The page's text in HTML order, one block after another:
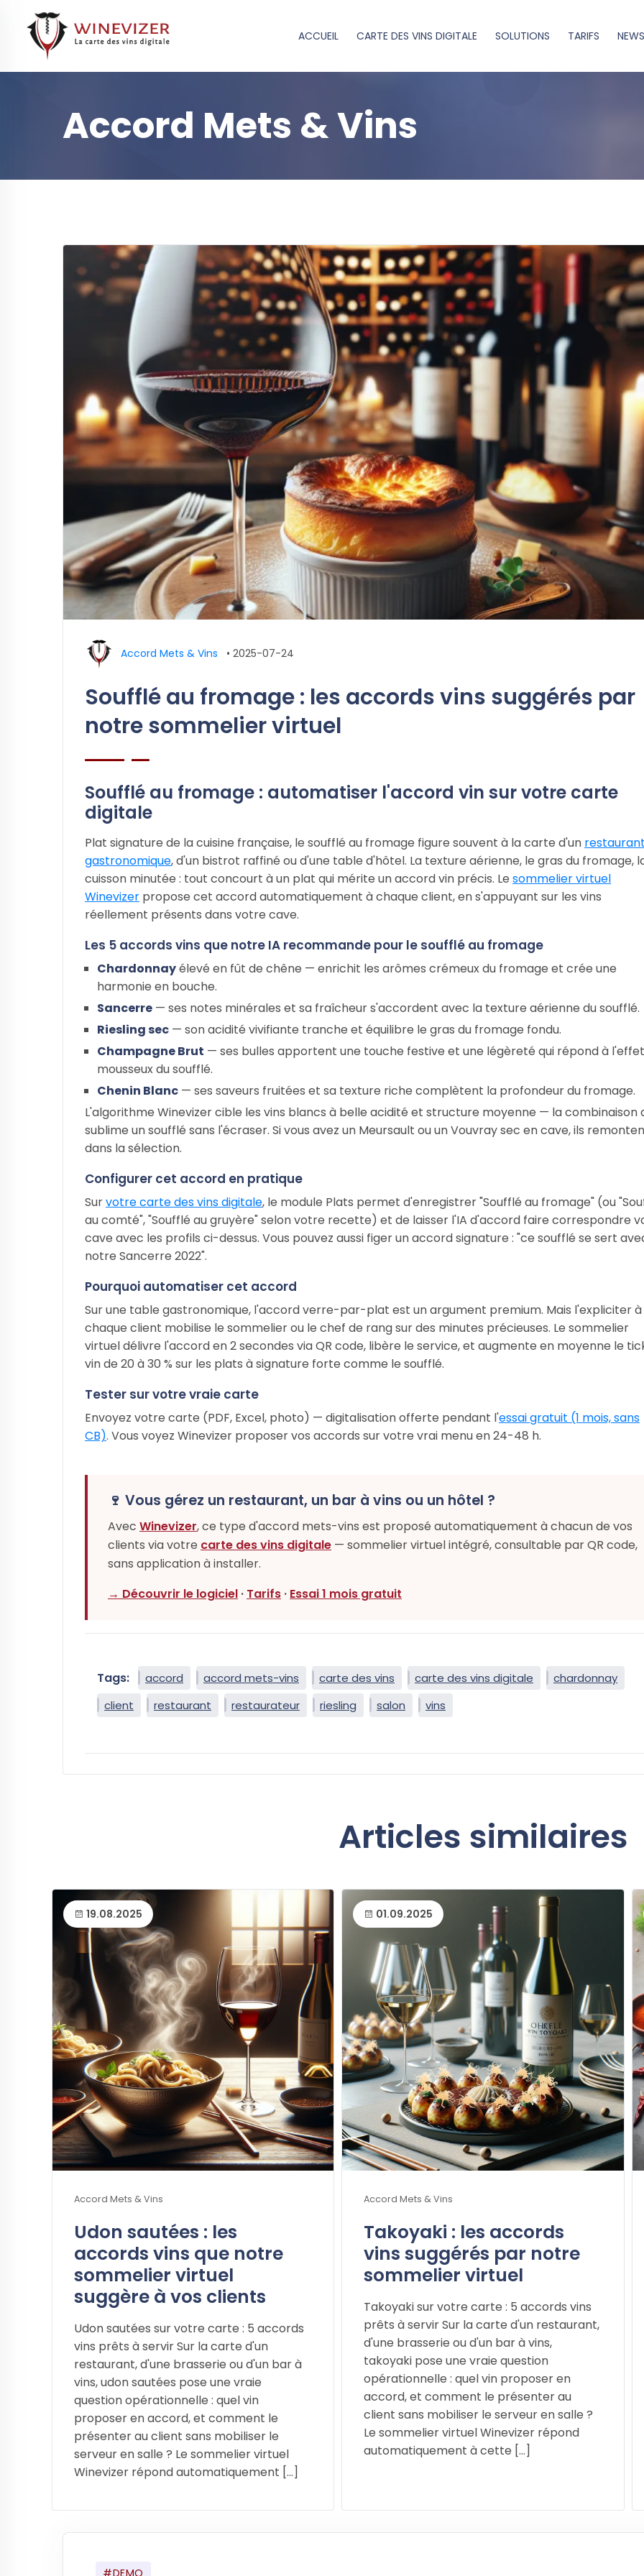
ACCUEIL CARTE DES VINS DIGITALE SOLUTIONS TARIFS NEWS
Accord Mets & Vins
Accord Mets & Vins • 2025-07-24
Soufflé au fromage : les accords vins suggérés par
notre sommelier virtuel
Soufflé au fromage : automatiser l'accord vin sur votre carte
digitale
Plat signature de la cuisine française, le soufflé au fromage figure souvent à la carte d'un
gastronomique, d'un bistrot raffiné ou d'une table d'hôtel. La texture aérienne, le gras du fromage,
cuisson minutée : tout concourt à un plat qui mérite un accord vin précis. Le sommelier virtuel
Winevizer propose cet accord automatiquement à chaque client, en s'appuyant sur les vins
réellement présents dans votre cave.
Les 5 accords vins que notre IA recommande pour le soufflé au fromage
Chardonnayélevé en fût de chêne — enrichit les arômes crémeux du fromage et crée une
harmonie en bouche.
Sancerre — ses notes minérales et sa fraîcheur s'accordent avec la texture aérienne du soufflé.
Riesling sec — son acidité vivifiante tranche et équilibre le gras du fromage fondu.
Champagne Brut — ses bulles apportent une touche festive et une légèreté qui répond à l'effet
mousseux du soufflé.
Chenin Blanc — ses saveurs fruitées et sa texture riche complètent la profondeur du fromage.
L'algorithme Winevizer cible les vins blancs à belle acidité et structure moyenne — la combinaison
sublime un soufflé sans l'écraser. Si vous avez un Meursault ou un Vouvray sec en cave, ils
dans la sélection.
Configurer cet accord en pratique
Survotre carte des vins digitale, le module Plats permet d'enregistrer "Soufflé au fromage" (ou
au comté", "Soufflé au gruyère" selon votre recette) et de laisser l'IA d'accord faire correspondre
cave avec les profils ci-dessus. Vous pouvez aussi figer un accord signature : "ce soufflé se sert
notre Sancerre 2022".
Pourquoi automatiser cet accord
Sur une table gastronomique, l'accord verre-par-plat est un argument premium. Mais l'expliciter à
chaque client mobilise le sommelier ou le chef de rang sur des minutes précieuses. Le sommelier
virtuel délivre l'accord en 2 secondes via QR code, libère le service, et augmente en moyenne le
vin de 20 à 30 % sur les plats à signature forte comme le soufflé.
Tester sur votre vraie carte
Envoyez votre carte (PDF, Excel, photo) — digitalisation offerte pendant l'essai gratuit (1 mois, sans
CB). Vous voyez Winevizer proposer vos accords sur votre vrai menu en 24-48 h.
🍷 Vous gérez un restaurant, un bar à vins ou un hôtel ?
Avec Winevizer, ce type d'accord mets-vins est proposé automatiquement à chacun de vos
clients via votre carte des vins digitale — sommelier virtuel intégré, consultable par QR code,
sans application à installer.
→ Découvrir le logiciel · Tarifs · Essai 1 mois gratuit
Tags: accord accord mets-vins carte des vins carte des vins digitale
chardonnay
client
restaurant restaurateur riesling salon vins
Articles similaires
19.08.2025
Accord Mets & Vins
Udon sautées : les
accords vins que notre
sommelier virtuel
suggère à vos clients
Udon sautées sur votre carte : 5 accords
vins prêts à servir Sur la carte d'un
restaurant, d'une brasserie ou d'un bar à
vins, udon sautées pose une vraie
question opérationnelle : quel vin
proposer en accord, et comment le
présenter au client sans mobiliser le
serveur en salle ? Le sommelier virtuel
Winevizer répond automatiquement [...]
01.09.2025
Accord Mets & Vins
Takoyaki : les accords
vins suggérés par notre
sommelier virtuel
Takoyaki sur votre carte : 5 accords vins
prêts à servir Sur la carte d'un restaurant,
d'une brasserie ou d'un bar à vins,
takoyaki pose une vraie question
opérationnelle : quel vin proposer en
accord, et comment le présenter au
client sans mobiliser le serveur en salle ?
Le sommelier virtuel Winevizer répond
automatiquement à cette [...]